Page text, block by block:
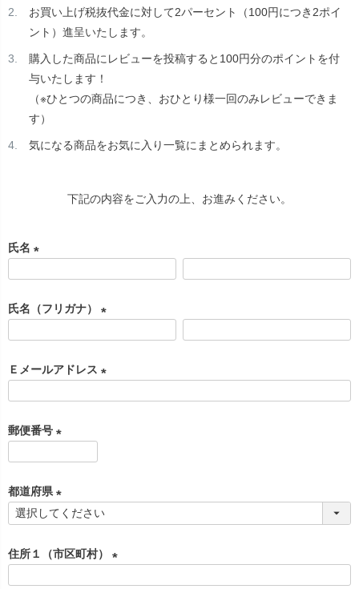
お買い上げ税抜代金に対して2パーセント（100円につき2ポイ
ント）進呈いたします。
購入した商品にレビューを投稿すると100円分のポイントを付
与いたします！
（※ひとつの商品につき、おひとり様一回のみレビューできま
す）
気になる商品をお気に入り一覧にまとめられます。
下記の内容をご入力の上、お進みください。
氏名
須
氏名（フリガナ）
須
Ｅメールアドレス
郵便番号
須
)
都道府県
(
須
住所１（市区町村）